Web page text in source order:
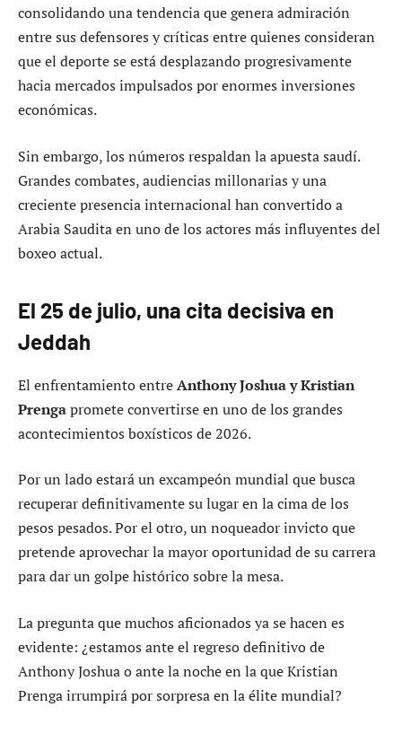
consolidando una tendencia que genera admiración
entre sus defensores y críticas entre quienes consideran
que el deporte se está desplazando progresivamente
hacia mercados impulsados por enormes inversiones
económicas.
Sin embargo, los números respaldan la apuesta saudí.
Grandes combates, audiencias millonarias y una
creciente presencia internacional han convertido a
Arabia Saudita en uno de los actores más influyentes del
boxeo actual.
El 25 de julio, una cita decisiva en
Jeddah
El enfrentamiento entreAnthony Joshua y Kristian
Prengapromete convertirse en uno de los grandes
acontecimientos boxísticos de 2026.
Por un lado estará un excampeón mundial que busca
recuperar definitivamente su lugar en la cima de los
pesos pesados. Por el otro, un noqueador invicto que
pretende aprovechar la mayor oportunidad de su carrera
para dar un golpe histórico sobre la mesa.
La pregunta que muchos aficionados ya se hacen es
evidente: ¿estamos ante el regreso definitivo de
Anthony Joshua o ante la noche en la que Kristian
Prenga irrumpirá por sorpresa en la élite mundial?